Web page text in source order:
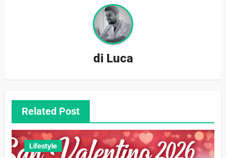
di Luca
Related Post
Lifestyle